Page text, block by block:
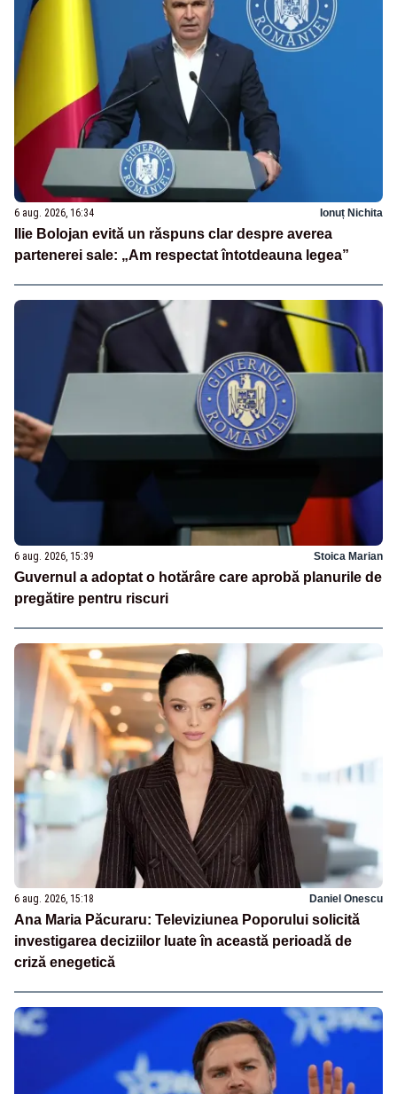
6 aug. 2026, 16:34 Ionuț Nichita
Ilie Bolojan evită un răspuns clar despre averea
partenerei sale: „Am respectat întotdeauna legea”
6 aug. 2026, 15:39 Stoica Marian
Guvernul a adoptat o hotărâre care aprobă planurile de
pregătire pentru riscuri
6 aug. 2026, 15:18 Daniel Onescu
Ana Maria Păcuraru: Televiziunea Poporului solicită
investigarea deciziilor luate în această perioadă de
criză enegetică